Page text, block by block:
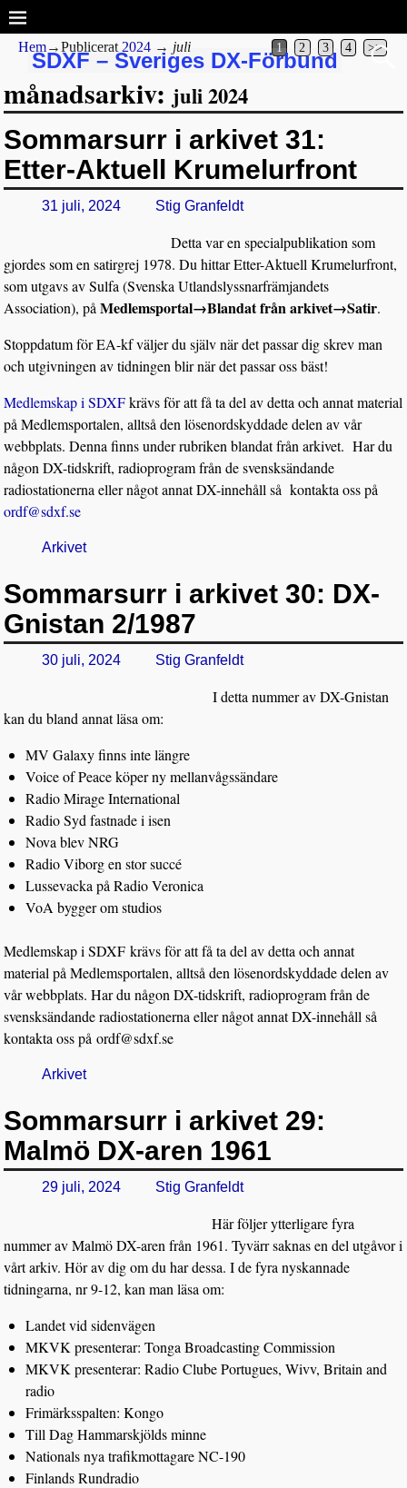
SDXF – Sveriges DX-Förbund
Hem→Publicerat 2024 → juli 1 2 3 4 >>
månadsarkiv: juli 2024
Sommarsurr i arkivet 31:
Etter-Aktuell Krumelurfront
31 juli, 2024 Stig Granfeldt
Detta var en specialpublikation som
gjordes som en satirgrej 1978. Du hittar Etter-Aktuell Krumelurfront,
som utgavs av Sulfa (Svenska Utlandslyssnarfrämjandets
Association), påMedlemsportal→Blandat från arkivet→Satir.
Stoppdatum för EA-kf väljer du själv när det passar dig skrev man
och utgivningen av tidningen blir när det passar oss bäst!
Medlemskap i SDXFkrävs för att få ta del av detta och annat material
på Medlemsportalen, alltså den lösenordskyddade delen av vår
webbplats. Denna finns under rubriken blandat från arkivet. Har du
någon DX-tidskrift, radioprogram från de svensksändande
radiostationerna eller något annat DX-innehåll så kontakta oss på
ordf@sdxf.se
Arkivet
Sommarsurr i arkivet 30: DX-
Gnistan 2/1987
30 juli, 2024 Stig Granfeldt
I detta nummer av DX-Gnistan
kan du bland annat läsa om:
MV Galaxy finns inte längre
Voice of Peace köper ny mellanvågssändare
Radio Mirage International
Radio Syd fastnade i isen
Nova blev NRG
Radio Viborg en stor succé
Lussevacka på Radio Veronica
VoA bygger om studios
Medlemskap i SDXF krävs för att få ta del av detta och annat
material på Medlemsportalen, alltså den lösenordskyddade delen av
vår webbplats. Har du någon DX-tidskrift, radioprogram från de
svensksändande radiostationerna eller något annat DX-innehåll så
kontakta oss påordf@sdxf.se
Arkivet
Sommarsurr i arkivet 29:
Malmö DX-aren 1961
29 juli, 2024 Stig Granfeldt
Här följer ytterligare fyra
nummer av Malmö DX-aren från 1961. Tyvärr saknas en del utgåvor i
vårt arkiv. Hör av dig om du har dessa. I de fyra nyskannade
tidningarna, nr 9-12, kan man läsa om:
Landet vid sidenvägen
MKVK presenterar: Tonga Broadcasting Commission
MKVK presenterar: Radio Clube Portugues, Wivv, Britain and
radio
Frimärksspalten: Kongo
Till Dag Hammarskjölds minne
Nationals nya trafikmottagare NC-190
Finlands Rundradio